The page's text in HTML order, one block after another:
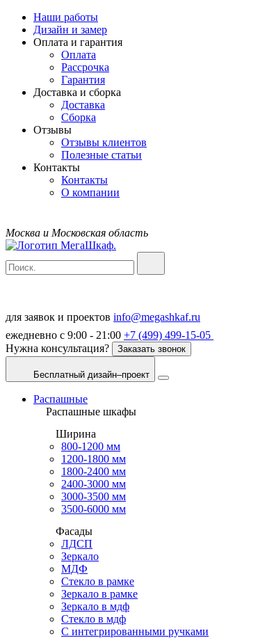
Наши работы
Дизайн и замер
Оплата и гарантия
Оплата
Рассрочка
Гарантия
Доставка и сборка
Доставка
Сборка
Отзывы
Отзывы клиентов
Полезные статьи
Контакты
Контакты
О компании
Москва и Московская область
для заявок и проектов info@megashkaf.ru
ежедневно с 9:00 - 21:00 +7 (499) 499-15-05
Нужна консультация?
Заказать звонок
Бесплатный дизайн–проект
Распашные
Распашные шкафы
Ширина
800-1200 мм
1200-1800 мм
1800-2400 мм
2400-3000 мм
3000-3500 мм
3500-6000 мм
Фасады
ЛДСП
Зеркало
МДФ
Стекло в рамке
Зеркало в рамке
Зеркало в мдф
Стекло в мдф
С интегрированными ручками